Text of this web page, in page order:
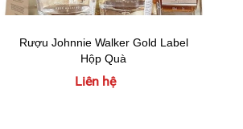
Rượu Johnnie Walker Gold Label
Hộp Quà
Liên hệ